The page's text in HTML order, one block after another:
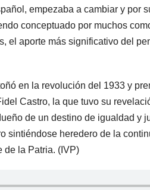
empezaba a cambiar y por
conceptuado por muchos
el aporte más significativo del
en la revolución del 1933 y
Castro, la que tuvo su
de un destino de igualdad y
sintiéndose heredero de la
de la Patria. (IVP)